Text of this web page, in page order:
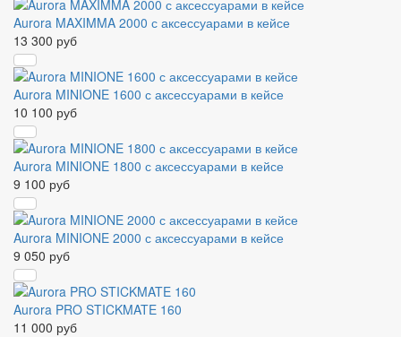
Aurora MAXIMMA 2000 с аксессуарами в кейсе
13 300 руб
Aurora MINIONE 1600 с аксессуарами в кейсе
10 100 руб
Aurora MINIONE 1800 с аксессуарами в кейсе
9 100 руб
Aurora MINIONE 2000 с аксессуарами в кейсе
9 050 руб
Aurora PRO STICKMATE 160
11 000 руб